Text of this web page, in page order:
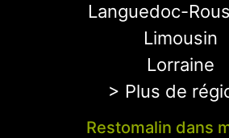
Languedoc-
Limousin
Lorraine
> Plus de
Restomalin dans